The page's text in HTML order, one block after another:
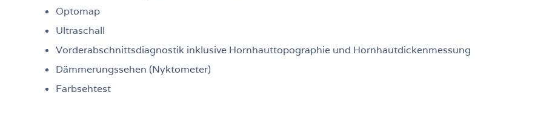
Optomap
Ultraschall
Vorderabschnittsdiagnostik inklusive Hornhauttopographie und Hornhautdickenmessung
Dämmerungssehen (Nyktometer)
Farbsehtest